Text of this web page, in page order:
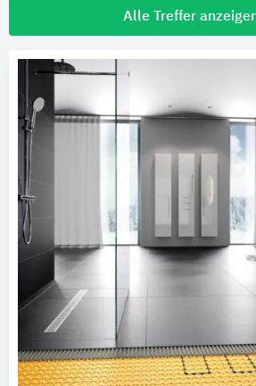
Produktinformationen
Produktdaten
Ausschreibungstexte
CAD-Details
Architekturobjekte
Expertenprofile
Alle Treffer